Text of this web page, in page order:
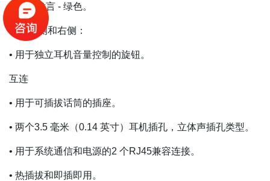
– 请求发言 - 绿色。
设备左侧和右侧：
• 用于独立耳机音量控制的旋钮。
互连
• 用于可插拔话筒的插座。
• 两个3.5 毫米（0.14 英寸）耳机插孔，立体声插孔类型。
• 用于系统通信和电源的2 个RJ45兼容连接。
• 热插拔和即插即用。